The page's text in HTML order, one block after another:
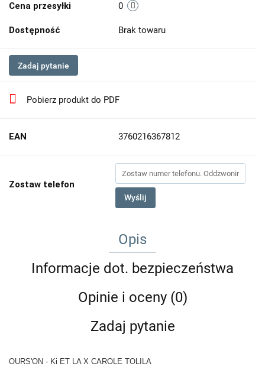
Cena przesyłki 0
Dostępność Brak towaru
Zadaj pytanie
Pobierz produkt do PDF
EAN 3760216367812
Zostaw telefon
Wyślij
Opis
Informacje dot. bezpieczeństwa
Opinie i oceny (0)
Zadaj pytanie
OURS'ON - Ki ET LA X CAROLE TOLILA